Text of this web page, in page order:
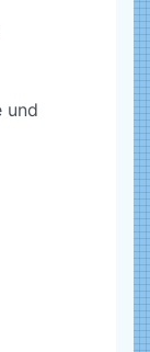
und